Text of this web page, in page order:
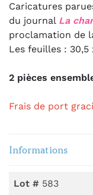
Caricatures
du journal La
proclamation de
Les feuilles : 30,5
2 pièces
Frais de port
Informations
Lot # 583